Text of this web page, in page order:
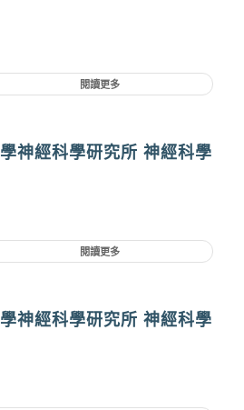
閱讀更多
神經科學研究所 神經科學
閱讀更多
神經科學研究所 神經科學